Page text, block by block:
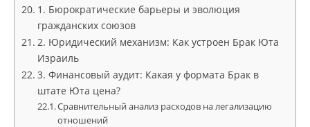
1. Бюрократические барьеры и эволюция
гражданских союзов
2. Юридический механизм: Как устроен Брак Юта
Израиль
3. Финансовый аудит: Какая у формата Брак в
штате Юта цена?
Сравнительный анализ расходов на легализацию
отношений